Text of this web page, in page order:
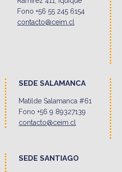
Fono +56 55 245 6154
contacto@ceim.cl
SEDE SALAMANCA
Matilde Salamanca #61
Fono +56 9 89327139
contacto@ceim.cl
SEDE SANTIAGO